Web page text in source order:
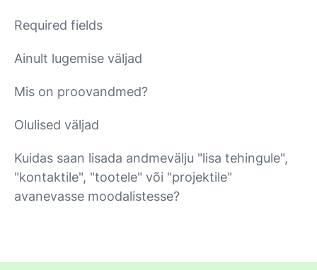
Required fields
Ainult lugemise väljad
Mis on proovandmed?
Olulised väljad
Kuidas saan lisada andmevälju "lisa tehingule",
"kontaktile", "tootele" või "projektile"
avanevasse moodalistesse?